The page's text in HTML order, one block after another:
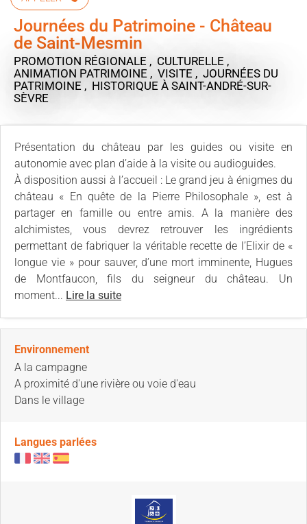
Journées du Patrimoine - Château
de Saint-Mesmin
PROMOTION RÉGIONALE , CULTURELLE ,
ANIMATION PATRIMOINE , VISITE , JOURNÉES DU
PATRIMOINE , HISTORIQUE À SAINT-ANDRÉ-SUR-
SÈVRE
Présentation du château par les guides ou visite en
autonomie avec plan d’aide à la visite ou audioguides.
À disposition aussi à l’accueil : Le grand jeu à énigmes du
château « En quête de la Pierre Philosophale », est à
partager en famille ou entre amis. A la manière des
alchimistes, vous devrez retrouver les ingrédients
permettant de fabriquer la véritable recette de l’Elixir de «
longue vie » pour sauver, d’une mort imminente, Hugues
de Montfaucon, fils du seigneur du château. Un
moment... Lire la suite
Environnement
A la campagne
A proximité d'une rivière ou voie d'eau
Dans le village
Langues parlées